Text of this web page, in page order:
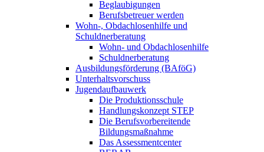
Beglaubigungen
Berufsbetreuer werden
Wohn-, Obdachlosenhilfe und
Schuldnerberatung
Wohn- und Obdachlosenhilfe
Schuldnerberatung
Ausbildungsförderung (BAföG)
Unterhaltsvorschuss
Jugendaufbauwerk
Die Produktionsschule
Handlungskonzept STEP
Die Berufsvorbereitende
Bildungsmaßnahme
Das Assessmentcenter